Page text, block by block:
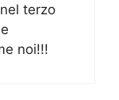
terzo
noi!!!